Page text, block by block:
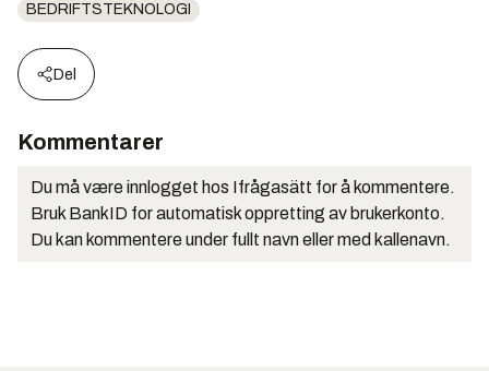
BEDRIFTSTEKNOLOGI
Del
Kommentarer
Du må være innlogget hos Ifrågasätt for å kommentere.
Bruk BankID for automatisk oppretting av brukerkonto.
Du kan kommentere under fullt navn eller med kallenavn.